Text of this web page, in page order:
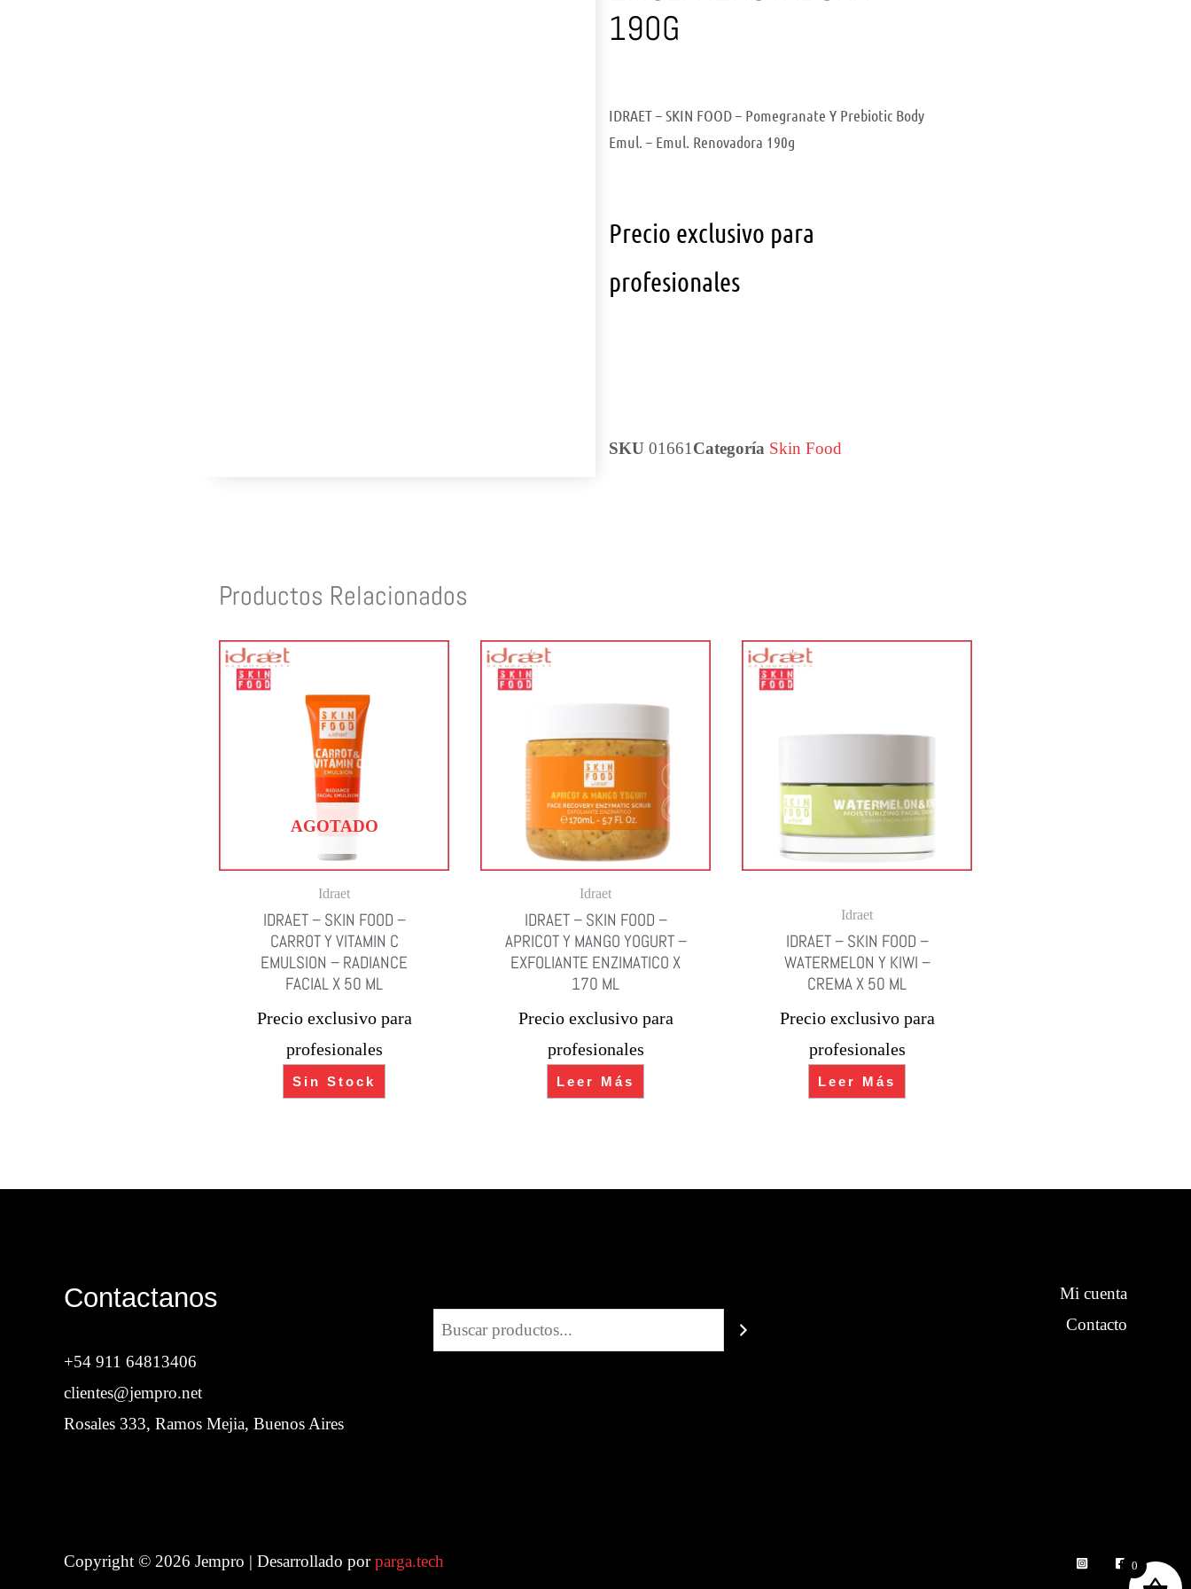
190G
IDRAET – SKIN FOOD – Pomegranate Y Prebiotic Body
Emul. – Emul. Renovadora 190g
Precio exclusivo para
profesionales
SKU 01661 Categoría Skin Food
Productos Relacionados
AGOTADO
Idraet
IDRAET – SKIN FOOD –
CARROT Y VITAMIN C
EMULSION – RADIANCE
FACIAL X 50 ML
Precio exclusivo para
profesionales
Sin Stock
Idraet
IDRAET – SKIN FOOD –
APRICOT Y MANGO YOGURT –
EXFOLIANTE ENZIMATICO X
170 ML
Precio exclusivo para
profesionales
Leer Más
Idraet
IDRAET – SKIN FOOD –
WATERMELON Y KIWI –
CREMA X 50 ML
Precio exclusivo para
profesionales
Leer Más
Contactanos
+54 911 64813406
clientes@jempro.net
Rosales 333, Ramos Mejia, Buenos Aires
Mi cuenta
Contacto
Copyright © 2026 Jempro | Desarrollado porparga.tech 0